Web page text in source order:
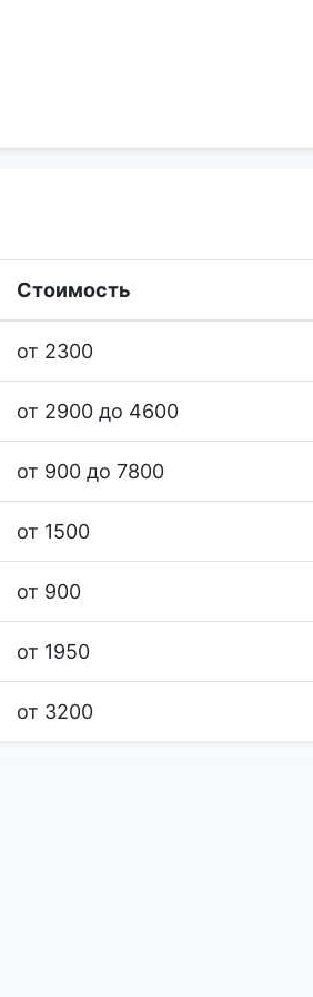
Стоимость
от 2300
от 2900 до 4600
от 900 до 7800
от 1500
от 900
от 1950
от 3200